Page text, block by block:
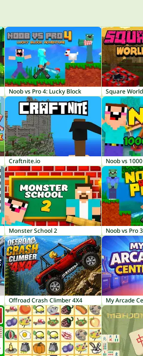
Noob vs Pro 4: Lucky Block Square
Craftnite.io Noob vs
Monster School 2 Noob vs Pro 3
Offroad Crash Climber 4X4 My Arcade